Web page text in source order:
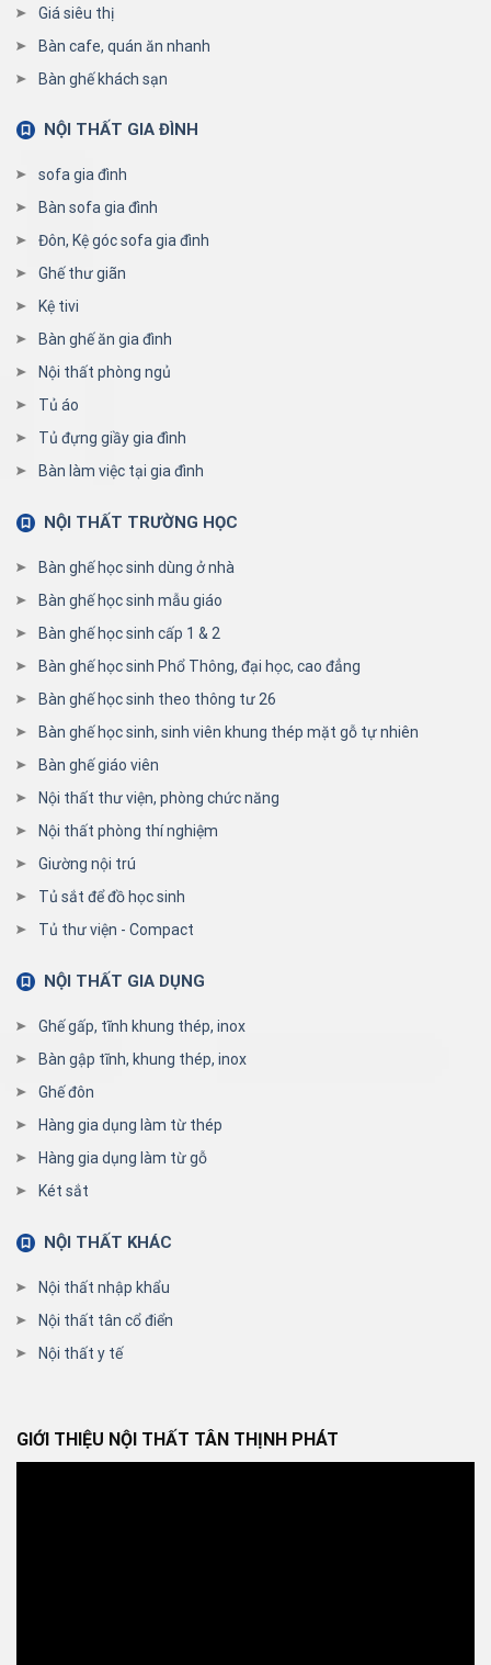
Giá siêu thị
Bàn cafe, quán ăn nhanh
Bàn ghế khách sạn
NỘI THẤT GIA ĐÌNH
sofa gia đình
Bàn sofa gia đình
Đôn, Kệ góc sofa gia đình
Ghế thư giãn
Kệ tivi
Bàn ghế ăn gia đình
Nội thất phòng ngủ
Tủ áo
Tủ đựng giầy gia đình
Bàn làm việc tại gia đình
NỘI THẤT TRƯỜNG HỌC
Bàn ghế học sinh dùng ở nhà
Bàn ghế học sinh mẫu giáo
Bàn ghế học sinh cấp 1 & 2
Bàn ghế học sinh Phổ Thông, đại học, cao đẳng
Bàn ghế học sinh theo thông tư 26
Bàn ghế học sinh, sinh viên khung thép mặt gỗ tự nhiên
Bàn ghế giáo viên
Nội thất thư viện, phòng chức năng
Nội thất phòng thí nghiệm
Giường nội trú
Tủ sắt để đồ học sinh
Tủ thư viện - Compact
NỘI THẤT GIA DỤNG
Ghế gấp, tĩnh khung thép, inox
Bàn gập tĩnh, khung thép, inox
Ghế đôn
Hàng gia dụng làm từ thép
Hàng gia dụng làm từ gỗ
Két sắt
NỘI THẤT KHÁC
Nội thất nhập khẩu
Nội thất tân cổ điển
Nội thất y tế
GIỚI THIỆU NỘI THẤT TÂN THỊNH PHÁT